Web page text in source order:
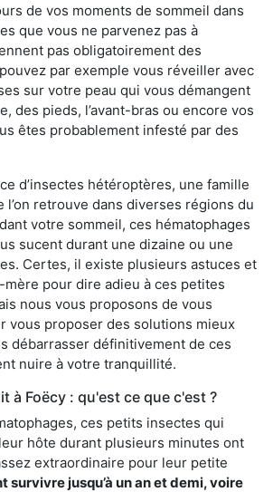
de vos moments de sommeil dans
que vous ne parvenez pas à
pas obligatoirement des
par exemple vous réveiller avec
sur votre peau qui vous démangent
des pieds, l’avant-bras ou encore vos
êtes probablement infesté par des
d’insectes hétéroptères, une famille
l’on retrouve dans diverses régions du
votre sommeil, ces hématophages
sucent durant une dizaine ou une
Certes, il existe plusieurs astuces et
pour dire adieu à ces petites
nous vous proposons de vous
vous proposer des solutions mieux
débarrasser définitivement de ces
nuire à votre tranquillité.
à Foëcy : qu'est ce que c'est ?
ces petits insectes qui
hôte durant plusieurs minutes ont
extraordinaire pour leur petite
survivre jusqu’à un an et demi, voire